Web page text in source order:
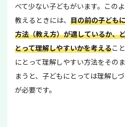
べて少ない子どもがいます。この
教えるときには、 目の前の子ども
方法（教え方）が適しているか、
とって理解しやすいかを考えるこ
にとって理解しやすい方法をその
まうと、子どもにとっては理解し
が必要です。